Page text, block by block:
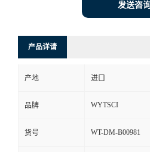
发送咨
产品详请
产地 进口
品牌 WYTSCI
货号 WT-DM-B00981